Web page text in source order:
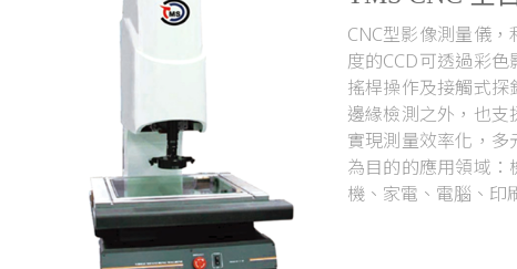
CNC型影像測量儀
度的CCD可透過彩
搖桿操作及接觸式
邊緣檢測之外，也
實現測量效率化，
為目的的應用領域
機、家電、電腦、印